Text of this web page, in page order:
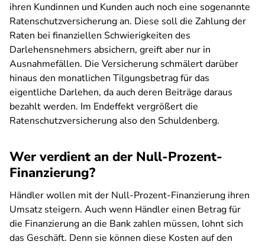
ihren Kundinnen und Kunden auch noch eine sogenannte
Ratenschutzversicherung an. Diese soll die Zahlung der
Raten bei finanziellen Schwierigkeiten des
Darlehensnehmers absichern, greift aber nur in
Ausnahmefällen. Die Versicherung schmälert darüber
hinaus den monatlichen Tilgungsbetrag für das
eigentliche Darlehen, da auch deren Beiträge daraus
bezahlt werden. Im Endeffekt vergrößert die
Ratenschutzversicherung also den Schuldenberg.
Wer verdient an der Null-Prozent-
Finanzierung?
Händler wollen mit der Null-Prozent-Finanzierung ihren
Umsatz steigern. Auch wenn Händler einen Betrag für
die Finanzierung an die Bank zahlen müssen, lohnt sich
das Geschäft. Denn sie können diese Kosten auf den